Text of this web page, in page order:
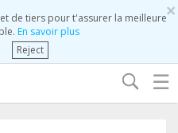
×
de tiers pour t'assurer la meilleure
En savoir plus
Reject
☰